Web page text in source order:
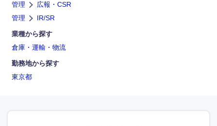
管理
広報・CSR
管理
IR/SR
業種から探す
倉庫・運輸・物流
勤務地から探す
東京都